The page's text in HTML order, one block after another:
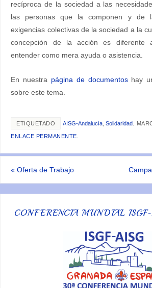
recíproca de la sociedad a las
las personas que la componen y de
exigencias colectivas de la sociedad a la
concepción de la acción es diferente
entender como mera ayuda o asistencia.
En nuestra página de documentoshay
sobre este tema.
ETIQUETADO AISG-Andalucía ,Solidaridad
ENLACE PERMANENTE
« Oferta de Trabajo
CONFERENCIA MUNDIAL